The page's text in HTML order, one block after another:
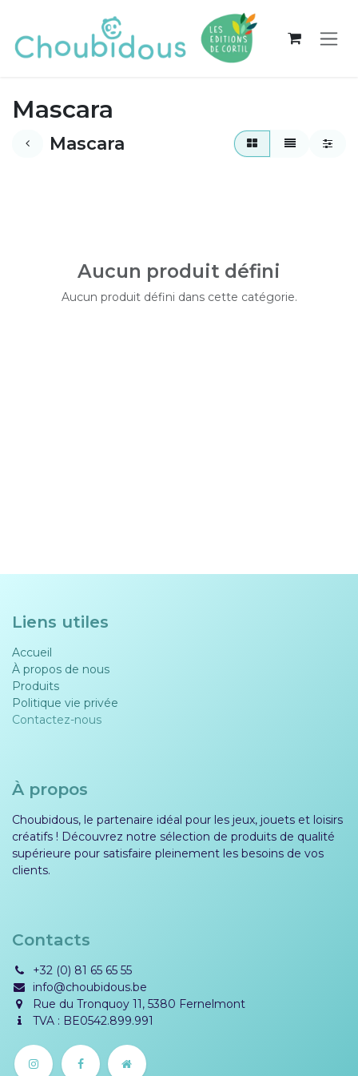
Mascara
Mascara
Aucun produit défini
Aucun produit défini dans cette catégorie.
Liens utiles
Accueil
À propos de nous
Produits
Politique vie privée​​
Contactez-nous
À propos
Choubidous, le partenaire idéal pour les jeux, jouets et loisirs
créatifs ! Découvrez notre sélection de produits de qualité
supérieure pour satisfaire pleinement les besoins de vos
clients.
Contacts
+32 (0) 81 65 65 55
info@choubidous.be
Rue du Tronquoy 11, 5380 Fernelmont
TVA : BE0542.899.991